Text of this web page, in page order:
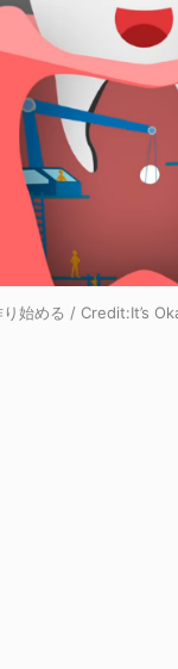
り始める / Credit:It’s